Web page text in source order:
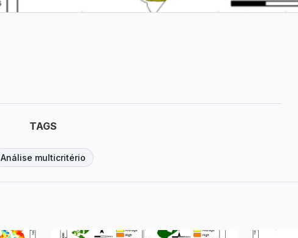
TAGS
Análise multicritério